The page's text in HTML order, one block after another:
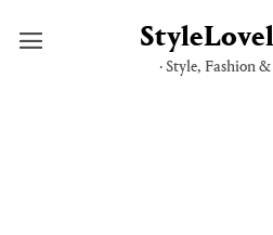
· Style, Fashion &